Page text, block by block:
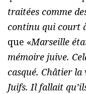
traitées comme
continu qui court
que «Marseille
mémoire juive.
casqué. Châtier la
Juifs. Il fallait